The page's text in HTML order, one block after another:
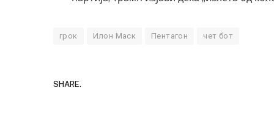
грок Илон Маск Пентагон чет бот
SHARE.